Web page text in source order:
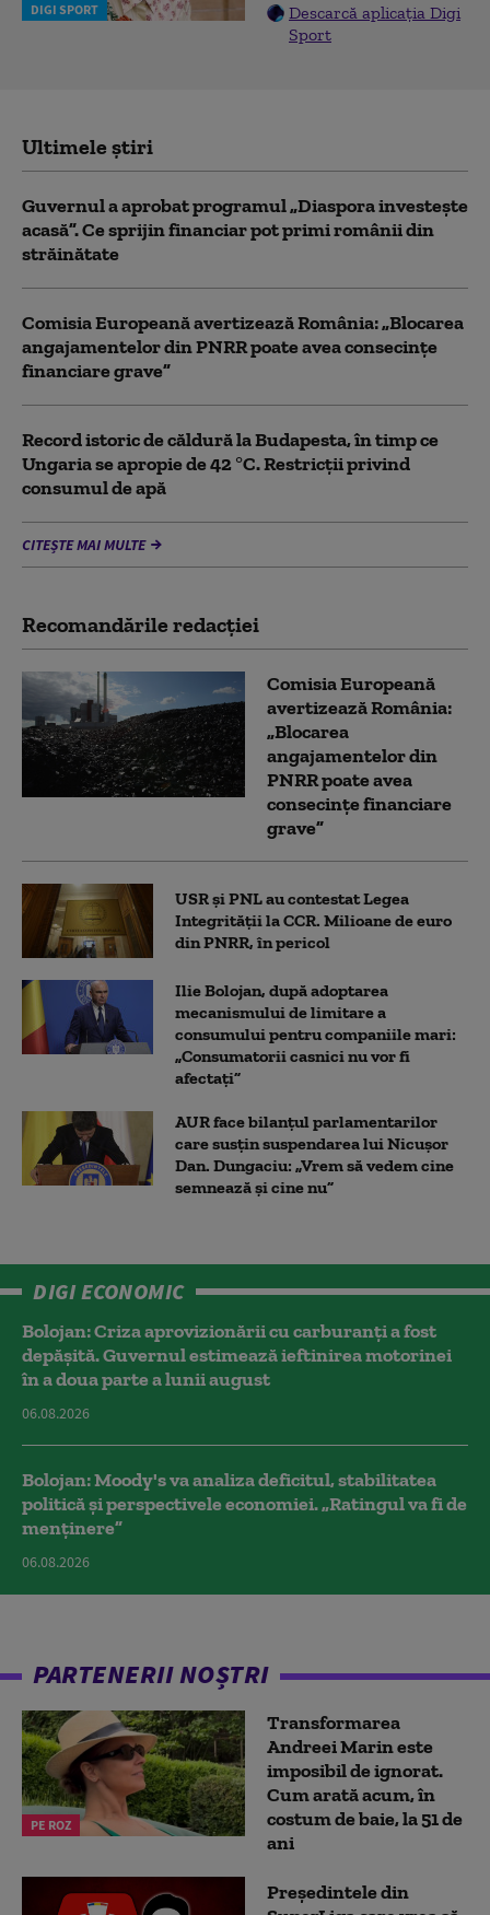
DIGI SPORT
Descarcă aplicația Digi
Sport
Ultimele știri
Guvernul a aprobat programul „Diaspora investește
acasă”. Ce sprijin financiar pot primi românii din
străinătate
Comisia Europeană avertizează România: „Blocarea
angajamentelor din PNRR poate avea consecințe
financiare grave”
Record istoric de căldură la Budapesta, în timp ce
Ungaria se apropie de 42 °C. Restricții privind
consumul de apă
CITEȘTE MAI MULTE
Recomandările redacţiei
Comisia Europeană
avertizează România:
„Blocarea
angajamentelor din
PNRR poate avea
consecințe financiare
grave”
USR și PNL au contestat Legea
Integrității la CCR. Milioane de euro
din PNRR, în pericol
Ilie Bolojan, după adoptarea
mecanismului de limitare a
consumului pentru companiile mari:
„Consumatorii casnici nu vor fi
afectați”
AUR face bilanțul parlamentarilor
care susțin suspendarea lui Nicușor
Dan. Dungaciu: „Vrem să vedem cine
semnează și cine nu”
DIGI ECONOMIC
Bolojan: Criza aprovizionării cu carburanți a fost
depășită. Guvernul estimează ieftinirea motorinei
în a doua parte a lunii august
06.08.2026
Bolojan: Moody's va analiza deficitul, stabilitatea
politică și perspectivele economiei. „Ratingul va fi de
menținere”
06.08.2026
PARTENERII NOȘTRI
PE ROZ
Transformarea
Andreei Marin este
imposibil de ignorat.
Cum arată acum, în
costum de baie, la 51 de
ani
Președintele din